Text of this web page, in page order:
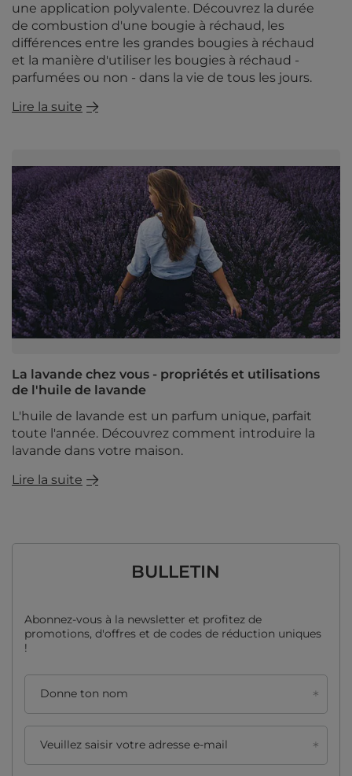
une application polyvalente. Découvrez la durée
de combustion d'une bougie à réchaud, les
différences entre les grandes bougies à réchaud
et la manière d'utiliser les bougies à réchaud -
parfumées ou non - dans la vie de tous les jours.
Lire la suite
La lavande chez vous - propriétés et utilisations
de l'huile de lavande
L'huile de lavande est un parfum unique, parfait
toute l'année. Découvrez comment introduire la
lavande dans votre maison.
Lire la suite
BULLETIN
Abonnez-vous à la newsletter et profitez de
promotions, d'offres et de codes de réduction uniques
!
Donne ton nom
Veuillez saisir votre adresse e-mail